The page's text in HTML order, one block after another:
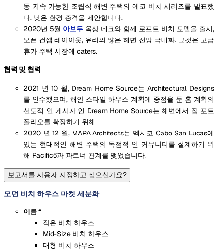
동 지속 가능한 조립식 해변 주택의 에코 비치 시리즈를 발표했
다. 낮은 환경 충격을 제안합니다.
2020년 5월 아보두 옥상 데크와 함께 로프트 비치 모델을 출시,
오픈 컨셉 레이아웃, 유리의 많은 해변 전망 극대화. 그것은 고급
휴가 주택 시장에 caters.
협력 및 협력
2021 년 10 월, Dream Home Source는 Architectural Designs
를 인수했으며, 해안 스타일 하우스 계획에 중점을 둔 홈 계획의
선도적 인 게시자 인 Dream Home Source는 해변에서 집 포트
폴리오를 확장하기 위해
2020 년 12 월, MAPA Architects는 멕시코 Cabo San Lucas에
있는 현대적인 해변 주택의 독점적 인 커뮤니티를 설계하기 위
해 Pacific6과 파트너 관계를 맺었습니다.
보고서를 사용자 지정하고 싶으신가요?
모던 비치 하우스 마켓 세분화
이름 *
작은 비치 하우스
Mid-Size 비치 하우스
대형 비치 하우스